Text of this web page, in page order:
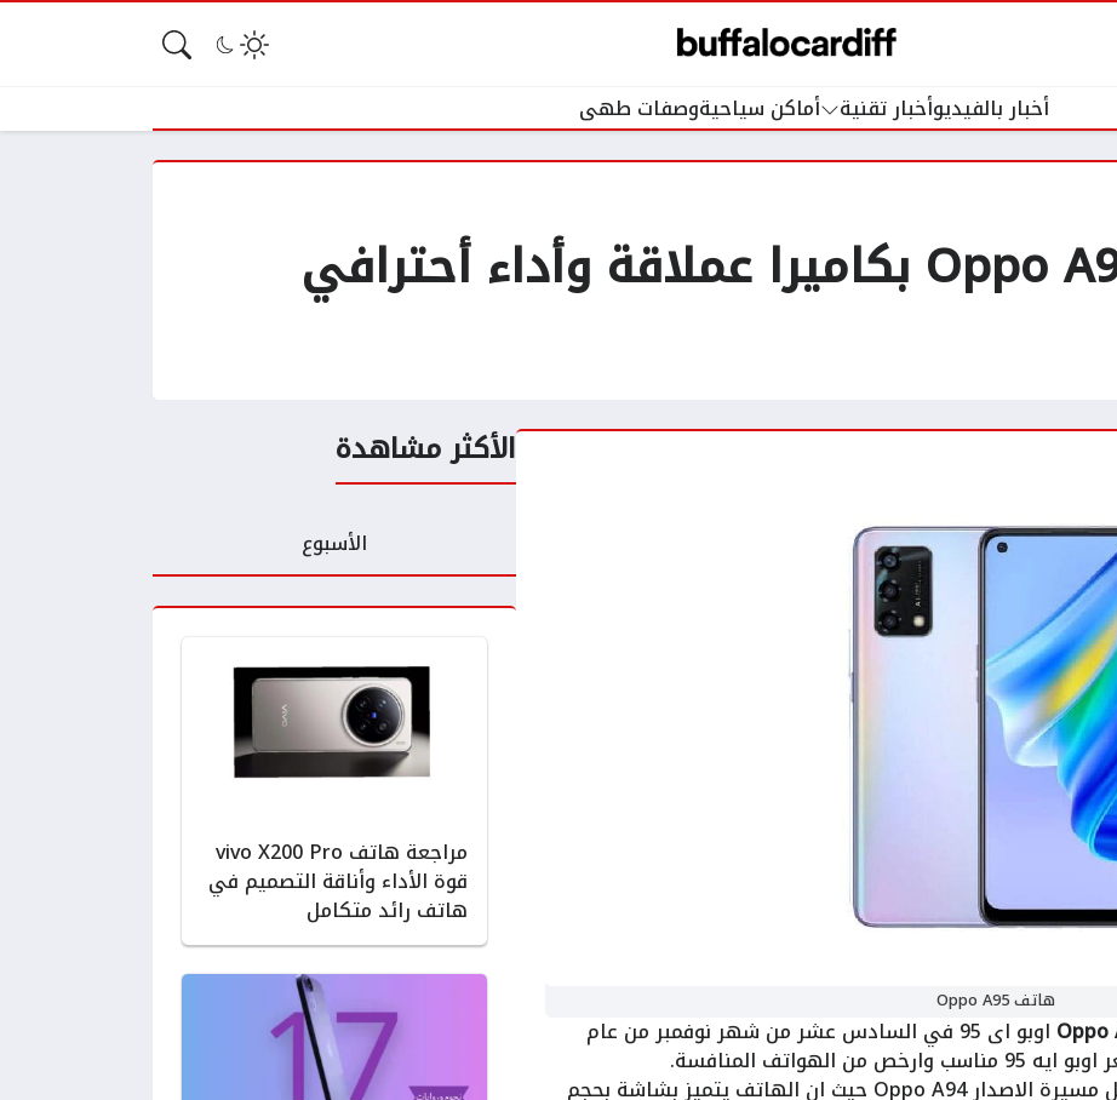
أخبار بالفيديوأخبار تقنية أماكن سياحيةوصفات طهى
مراجعة هاتف Oppo A95 بكاميرا عملاقة وأداء أحترافي
الأكثر مشاهدة
الأسبوع
مراجعة هاتف vivo X200 Pro
قوة الأداء وأناقة التصميم في
هاتف رائد متكامل
هاتف Oppo A95
اوبو اى 95 في السادس عشر من شهر نوفمبر من عام
كما صرحت الشركة بان الهاتف يستكمل مسيرة الاصدار Oppo A94 حيث ان الهاتف يتميز بشاشة بحجم